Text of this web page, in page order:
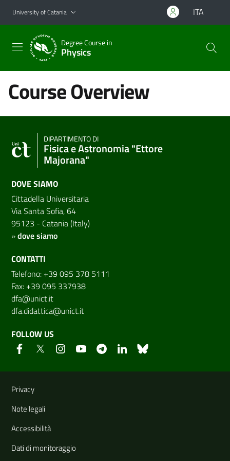
Go to main content
Go to navigation menu
University of Catania ITA
Degree Course in
Physics
Course Overview
DIPARTIMENTO DI
Fisica e Astronomia "Ettore
Majorana"
DOVE SIAMO
Cittadella Universitaria
Via Santa Sofia, 64
95123 - Catania (Italy)
»dove siamo
CONTATTI
Telefono: +39 095 378 5111
Fax: +39 095 337938
dfa@unict.it
dfa.didattica@unict.it
FOLLOW US
Useful links and information
Privacy
Note legali
Accessibilità
Dati di monitoraggio